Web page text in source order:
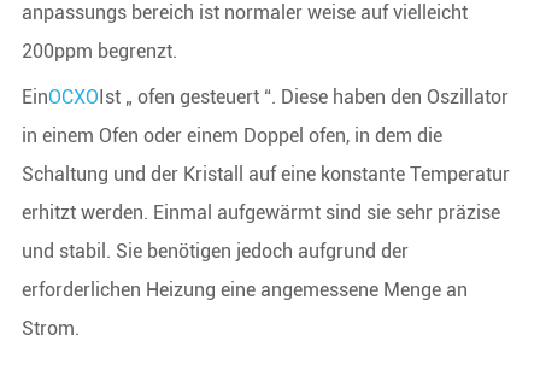
anpassungs bereich ist normaler weise auf vielleicht
200ppm begrenzt.
EinOCXOIst „ ofen gesteuert “. Diese haben den Oszillator
in einem Ofen oder einem Doppel ofen, in dem die
Schaltung und der Kristall auf eine konstante Temperatur
erhitzt werden. Einmal aufgewärmt sind sie sehr präzise
und stabil. Sie benötigen jedoch aufgrund der
erforderlichen Heizung eine angemessene Menge an
Strom.